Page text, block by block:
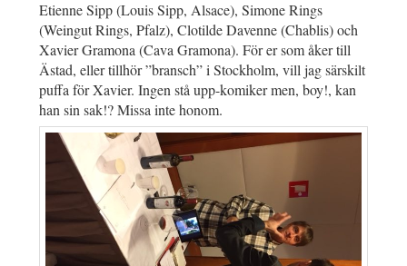
Etienne Sipp (Louis Sipp, Alsace), Simone Rings
(Weingut Rings, Pfalz), Clotilde Davenne (Chablis) och
Xavier Gramona (Cava Gramona). För er som åker till
Ästad, eller tillhör ”bransch” i Stockholm, vill jag särskilt
puffa för Xavier. Ingen stå upp-komiker men, boy!, kan
han sin sak!? Missa inte honom.